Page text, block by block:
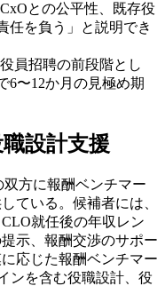
との公平性、既存役
任を負う」と説明でき
員招聘の前段階とし
6〜12か月の見極め期
設計支援
双方に報酬ベンチマー
ている。候補者には、
就任後の年収レン
示、報酬交渉のサポー
応じた報酬ベンチマー
ンを含む役職設計、役